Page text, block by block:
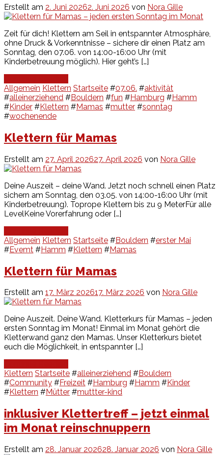
Erstellt am 2. Juni 20262. Juni 2026 von Nora Gille
Zeit für dich! Klettern am Seil in entspannter Atmosphäre,
ohne Druck & Vorkenntnisse – sichere dir einen Platz am
Sonntag, den 07.06. von 14:00-16:00 Uhr (mit
Kinderbetreuung möglich). Hier geht’s […]
Allgemein Klettern Startseite #07.06. #aktivität
#alleinerziehend #Bouldern #fun #Hamburg #Hamm
#Kinder #Klettern #Mamas #mutter #sonntag
#wochenende
Klettern für Mamas
Erstellt am 27. April 202627. April 2026 von Nora Gille
Deine Auszeit – deine Wand. Jetzt noch schnell einen Platz
sichern am Sonntag, den 03.05. von 14:00-16:00 Uhr (mit
Kinderbetreuung). Toprope Klettern bis zu 9 MeterFür alle
LevelKeine Vorerfahrung oder […]
Allgemein Klettern Startseite #Bouldern #erster Mai
#Evemt #Hamm #Klettern #Mamas
Klettern für Mamas
Erstellt am 17. März 202617. März 2026 von Nora Gille
Deine Auszeit. Deine Wand. Kletterkurs für Mamas – jeden
ersten Sonntag im Monat! Einmal im Monat gehört die
Kletterwand ganz den Mamas. Unser Kletterkurs bietet
euch die Möglichkeit, in entspannter […]
Klettern Startseite #alleinerziehend #Bouldern
#Community #Freizeit #Hamburg #Hamm #Kinder
#Klettern #Mütter #muttter-kind
inklusiver Klettertreff – jetzt einmal
im Monat reinschnuppern
Erstellt am 28. Januar 202628. Januar 2026 von Nora Gille